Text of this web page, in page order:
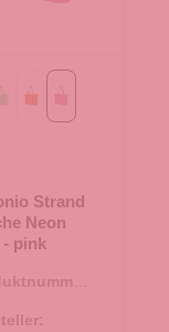
grünorangepink
Strand
Neon
- pink